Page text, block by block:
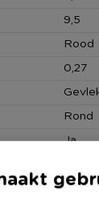
soepje
9,5
Rood
0,27
Rond
Ja
Ja